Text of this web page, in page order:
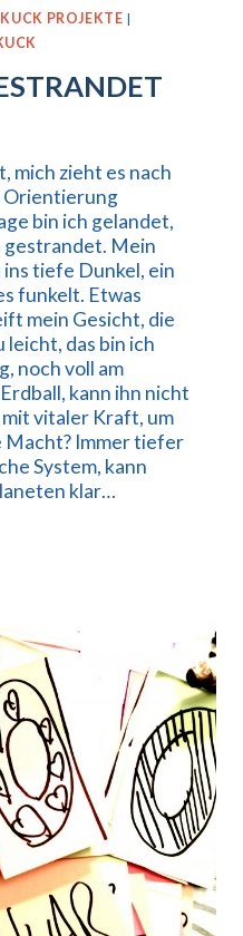
PROJEKTE |
mich zieht es nach
Orientierung
bin ich gelandet,
gestrandet. Mein
tiefe Dunkel, ein
funkelt. Etwas
mein Gesicht, die
leicht, das bin ich
noch voll am
kann ihn nicht
mit vitaler Kraft, um
Macht? Immer tiefer
System, kann
klar…